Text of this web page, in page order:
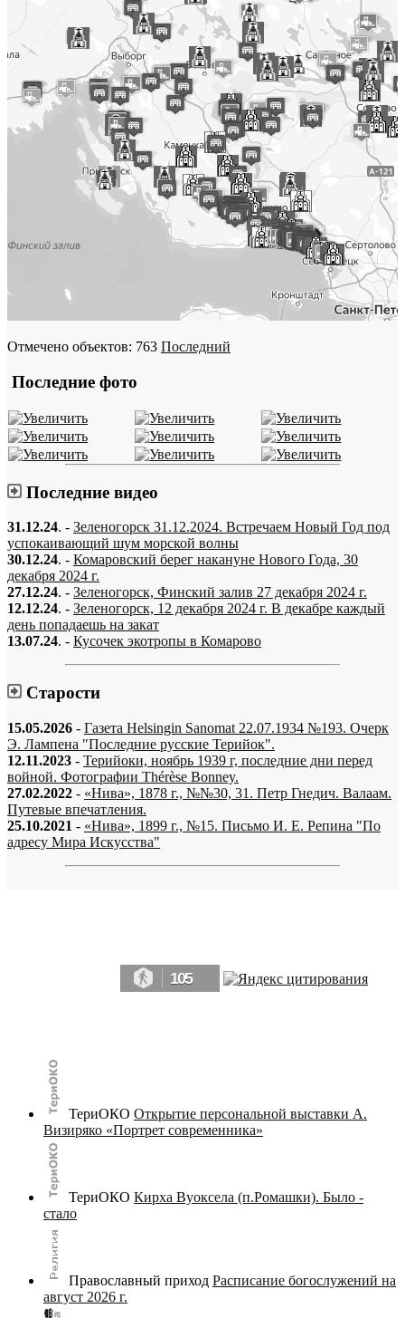
Отмечено объектов: 763 Последний
Последние фото
Последние видео
31.12.24. - Зеленогорск 31.12.2024. Встречаем Новый Год под
успокаивающий шум морской волны
30.12.24. - Комаровский берег накануне Нового Года, 30
декабря 2024 г.
27.12.24. - Зеленогорск, Финский залив 27 декабря 2024 г.
12.12.24. - Зеленогорск, 12 декабря 2024 г. В декабре каждый
день попадаешь на закат
13.07.24. - Кусочек экотропы в Комарово
Старости
15.05.2026 - Газета Helsingin Sanomat 22.07.1934 №193. Очерк
Э. Лампена "Последние русские Терийок".
12.11.2023 - Терийоки, ноябрь 1939 г, последние дни перед
войной. Фотографии Thérèse Bonney.
27.02.2022 - «Нива», 1878 г., №№30, 31. Петр Гнедич. Валаам.
Путевые впечатления.
25.10.2021 - «Нива», 1899 г., №15. Письмо И. Е. Репина "По
адресу Мира Искусства"
105
ТериОКО Открытие персональной выставки А.
Визиряко «Портрет современника»
ТериОКО Кирха Вуоксела (п.Ромашки). Было -
стало
Православный приход Расписание богослужений на
август 2026 г.